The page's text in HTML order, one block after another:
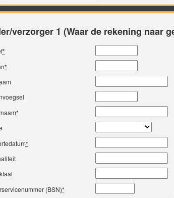
verzorger 1 (Waar de rekening naar
*
*
*
*
(BSN)*